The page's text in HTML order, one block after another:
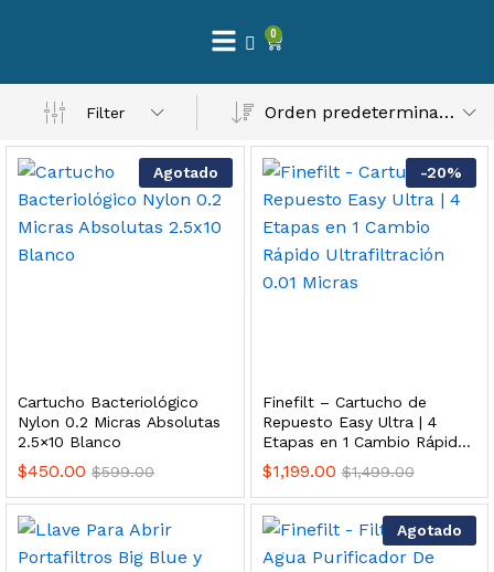
0
Filter Orden predeterminado
Agotado
Cartucho Bacteriológico
Nylon 0.2 Micras Absolutas
2.5×10 Blanco
$450.00 $599.00
-20%
Finefilt – Cartucho de
Repuesto Easy Ultra | 4
Etapas en 1 Cambio Rápido
Ultrafiltración 0.01 Micras
$1,199.00 $1,499.00
Agotado
– Máxima Calidad En Filtración
3,900.00
al carrito
al carrito
Esterilizador UV 25 Watts 4 Pines
999.00